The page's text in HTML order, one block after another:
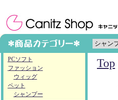
PCソフト
ファッション
ウィッグ
ペット
シャンプー
Top